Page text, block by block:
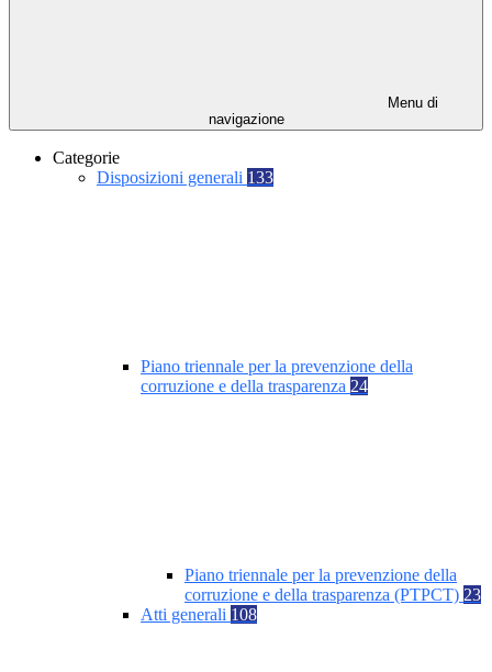
Menu di
navigazione
Categorie
Disposizioni generali 133
Piano triennale per la prevenzione della
corruzione e della trasparenza 24
Piano triennale per la prevenzione della
corruzione e della trasparenza (PTPCT) 23
Atti generali 108